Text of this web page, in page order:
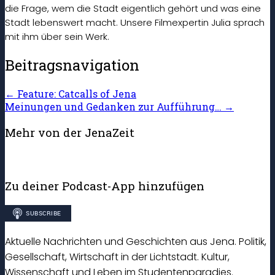
die Frage, wem die Stadt eigentlich gehört und was eine
Stadt lebenswert macht. Unsere Filmexpertin Julia sprach
mit ihm über sein Werk.
Beitragsnavigation
← Feature: Catcalls of Jena
Meinungen und Gedanken zur Aufführung… →
Mehr von der JenaZeit
Zu deiner Podcast-App hinzufügen
Aktuelle Nachrichten und Geschichten aus Jena. Politik,
Gesellschaft, Wirtschaft in der Lichtstadt. Kultur,